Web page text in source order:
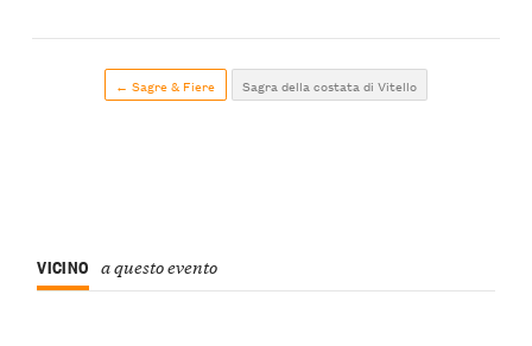
← Sagre & Fiere Sagra della costata di Vitello
VICINO a questo evento